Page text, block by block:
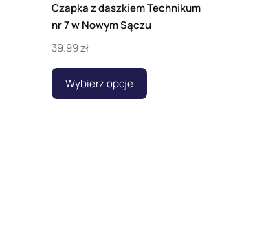
Czapka z daszkiem Technikum
nr 7 w Nowym Sączu
39.99zł
Wybierz opcje